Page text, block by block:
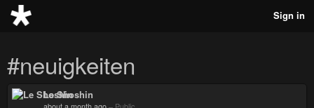
Sign in
#neuigkeiten
Le Shoshin